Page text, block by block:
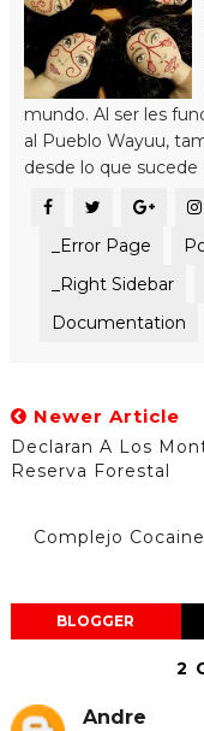
mundo. Al ser les
al Pueblo Wayuu,
desde lo que
_Error Page
_Right Sidebar
Documentation
Newer Article
Declaran A Los
Reserva Forestal
Complejo
BLOGGER
2
Andre